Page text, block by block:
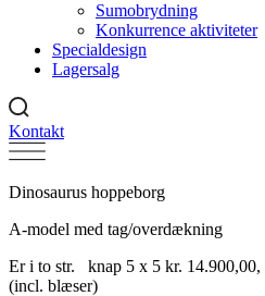
Sumobrydning
Konkurrence aktiviteter
Specialdesign
Lagersalg
Kontakt
Dinosaurus hoppeborg
A-model med tag/overdækning
Er i to str. knap 5 x 5 kr. 14.900,00,
(incl. blæser)